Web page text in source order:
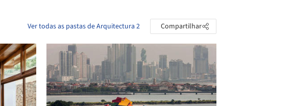
Ver todas as pastas de Arquitectura 2 Compartilhar